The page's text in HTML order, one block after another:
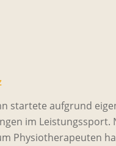
startete aufgrund
im Leistungssport.
Physiotherapeuten